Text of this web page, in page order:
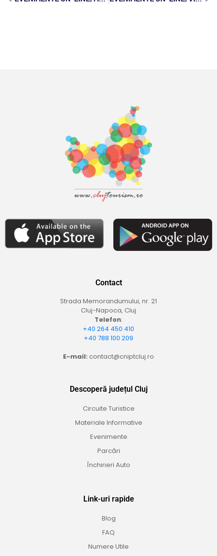
Contact
Strada Memorandumului, nr. 21
Cluj-Napoca, Cluj
Telefon:
+40 264 450 410
+40 788 100 209
E-mail: contact@cniptcluj.ro
Descoperă județul Cluj
Circuite Turistice
Materiale Informative
Evenimente
Parcări
Închirieri Auto
Link-uri rapide
Blog
FAQ
Numere Utile